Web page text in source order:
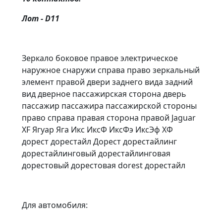
Лот - D11
Зеркало боковое правое электрическое
наружное снаружи справа право зеркальный
элемент правой двери заднего вида задний
вид дверное пассажирская сторона дверь
пассажир пассажира пассажирской стороны
право справа правая сторона правой Jaguar
XF Ягуар Яга Икс ИксФ ИксФэ ИксЭф ХФ
дорест дорестайл Дорест дорестайлинг
дорестайлинговый дорестайлинговая
дорестовый дорестовая dorest дорестайл
Для автомобиля: